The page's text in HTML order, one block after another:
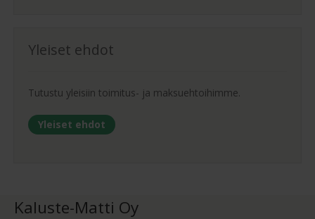
Yleiset ehdot
Tutustu yleisiin toimitus- ja maksuehtoihimme.
Yleiset ehdot
Kaluste-Matti Oy